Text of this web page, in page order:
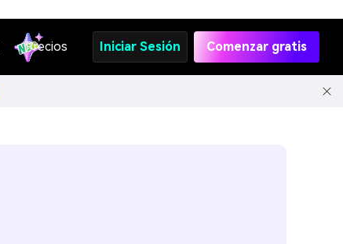
Precios Iniciar Sesión Comenzar gratis